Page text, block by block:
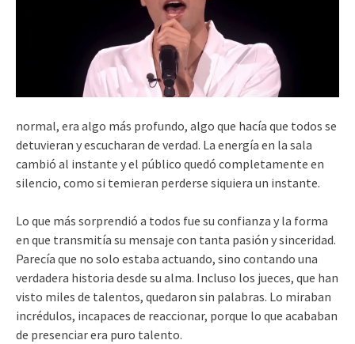
normal, era algo más profundo, algo que hacía que todos se
detuvieran y escucharan de verdad. La energía en la sala
cambió al instante y el público quedó completamente en
silencio, como si temieran perderse siquiera un instante.
Lo que más sorprendió a todos fue su confianza y la forma
en que transmitía su mensaje con tanta pasión y sinceridad.
Parecía que no solo estaba actuando, sino contando una
verdadera historia desde su alma. Incluso los jueces, que han
visto miles de talentos, quedaron sin palabras. Lo miraban
incrédulos, incapaces de reaccionar, porque lo que acababan
de presenciar era puro talento.